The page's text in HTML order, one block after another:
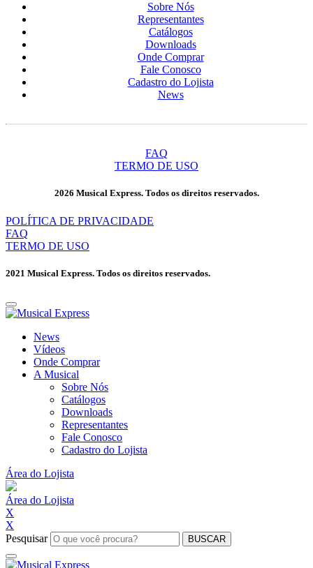
Sobre Nós
Representantes
Catálogos
Downloads
Onde Comprar
Fale Conosco
Cadastro do Lojista
News
FAQ
TERMO DE USO
2026 Musical Express. Todos os direitos reservados.
POLÍTICA DE PRIVACIDADE
FAQ
TERMO DE USO
2021 Musical Express. Todos os direitos reservados.
News
Vídeos
Onde Comprar
A Musical
Sobre Nós
Catálogos
Downloads
Representantes
Fale Conosco
Cadastro do Lojista
Área do Lojista
Área do Lojista
X
X
Pesquisar
BUSCAR